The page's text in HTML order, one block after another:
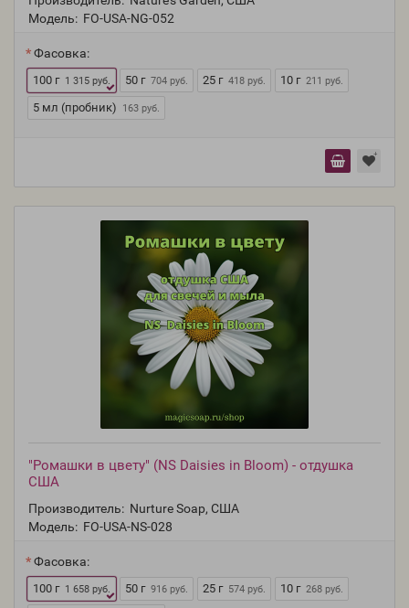
Модель: FO-USA-NG-052
Фасовка:
100 г 1 315 руб. 50 г 704 руб. 25 г 418 руб. 10 г 211 руб.
5 мл (пробник) 163 руб.
"Ромашки в цвету" (NS Daisies in Bloom) - отдушка
США
Производитель: Nurture Soap, США
Модель: FO-USA-NS-028
Фасовка:
100 г 1 658 руб. 50 г 916 руб. 25 г 574 руб. 10 г 268 руб.